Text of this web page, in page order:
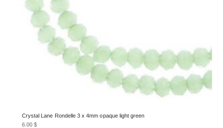
Crystal Lane Rondelle 3 x 4mm opaque light green
6.00$